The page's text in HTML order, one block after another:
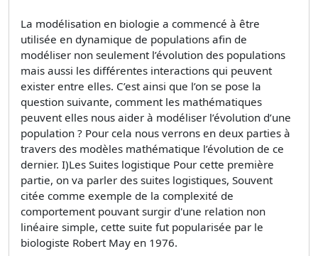
La modélisation en biologie a commencé à être
utilisée en dynamique de populations afin de
modéliser non seulement l’évolution des populations
mais aussi les différentes interactions qui peuvent
exister entre elles. C’est ainsi que l’on se pose la
question suivante, comment les mathématiques
peuvent elles nous aider à modéliser l’évolution d’une
population ? Pour cela nous verrons en deux parties à
travers des modèles mathématique l’évolution de ce
dernier. I)Les Suites logistique Pour cette première
partie, on va parler des suites logistiques, Souvent
citée comme exemple de la complexité de
comportement pouvant surgir d'une relation non
linéaire simple, cette suite fut popularisée par le
biologiste Robert May en 1976.